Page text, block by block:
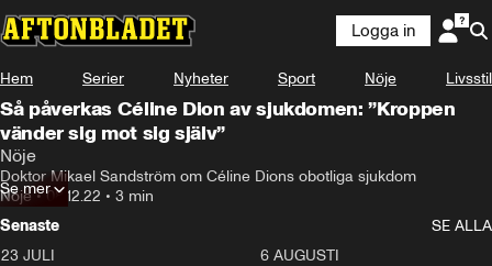
Logga in
Hem Serier Nyheter Sport Nöje Livsstil
Så påverkas Céline Dion av sjukdomen: ”Kroppen
vänder sig mot sig själv”
Nöje
Doktor Mikael Sandström om Céline Dions obotliga sjukdom
Nöje•08.12.22 • 3 min
Se mer
Senaste
SE ALLA
23 JULI 6 AUGUSTI